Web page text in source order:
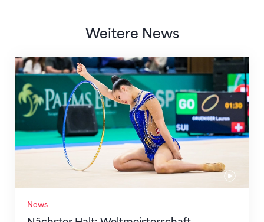
Weitere News
News
Nächster Halt: Weltmeisterschaft